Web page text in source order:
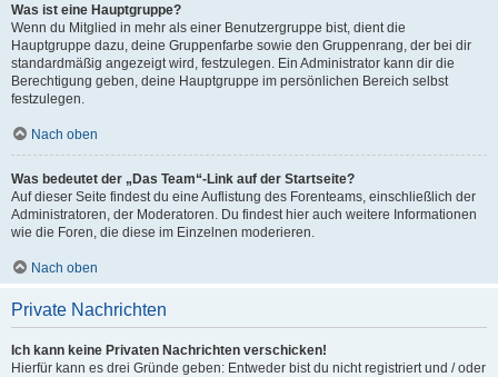
Was ist eine Hauptgruppe?
Wenn du Mitglied in mehr als einer Benutzergruppe bist, dient die
Hauptgruppe dazu, deine Gruppenfarbe sowie den Gruppenrang, der bei dir
standardmäßig angezeigt wird, festzulegen. Ein Administrator kann dir die
Berechtigung geben, deine Hauptgruppe im persönlichen Bereich selbst
festzulegen.
Nach oben
Was bedeutet der „Das Team“-Link auf der Startseite?
Auf dieser Seite findest du eine Auflistung des Forenteams, einschließlich der
Administratoren, der Moderatoren. Du findest hier auch weitere Informationen
wie die Foren, die diese im Einzelnen moderieren.
Nach oben
Private Nachrichten
Ich kann keine Privaten Nachrichten verschicken!
Hierfür kann es drei Gründe geben: Entweder bist du nicht registriert und / oder